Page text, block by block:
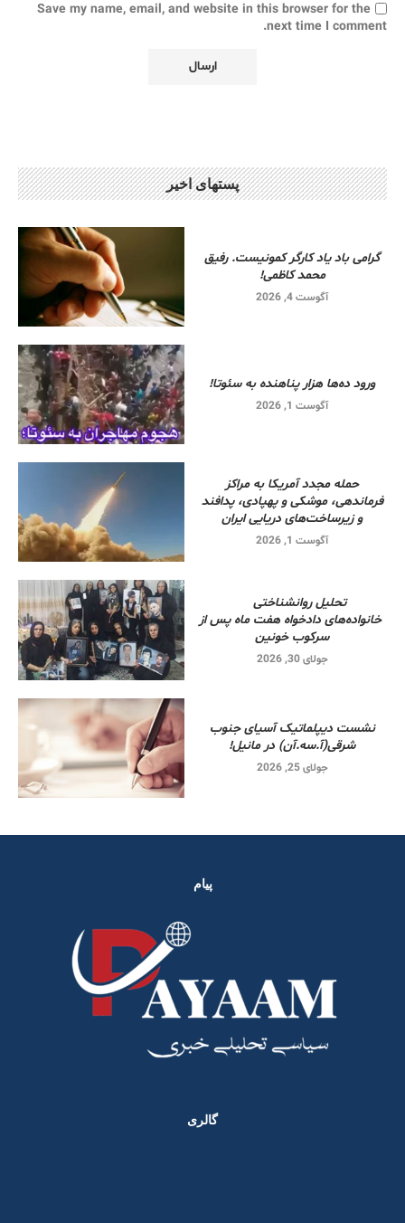
Save my name, email, and website in this browser for the
next time I comment.
پستهای اخیر
گرامی باد یاد کارگر کمونیست. رفیق
محمد کاظمی!
آگوست 4, 2026
ورود ده‌ها هزار پناهنده به سئوتا!
آگوست 1, 2026
حمله مجدد آمریکا به مراکز
فرماندهی، موشکی و پهپادی، پدافند
و زیرساخت‌های دریایی ایران
آگوست 1, 2026
تحلیل روانشناختی
خانواده‌های دادخواه هفت ماه پس از
سرکوب خونین
جولای 30, 2026
نشست دیپلماتیک آسیای جنوب
شرقی‌(آ.سه.آن) در مانیل!
جولای 25, 2026
پیام
گالری